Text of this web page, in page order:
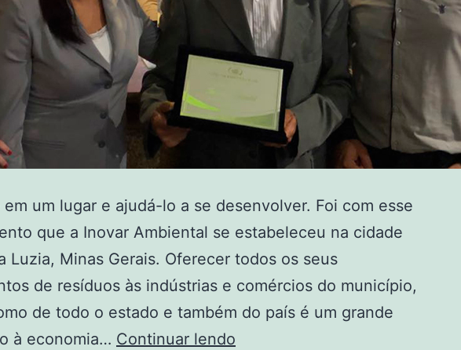
em um lugar e ajudá-lo a se desenvolver. Foi com esse
que a Inovar Ambiental se estabeleceu na cidade
Luzia, Minas Gerais. Oferecer todos os seus
de resíduos às indústrias e comércios do município,
de todo o estado e também do país é um grande
à economia… Continuar lendo